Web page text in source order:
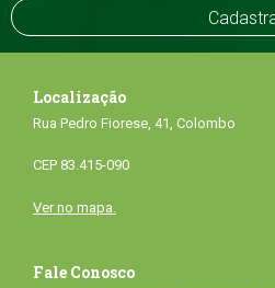
Localização
Rua Pedro Fiorese, 41, Colombo
CEP 83.415-090
Ver no mapa.
Fale Conosco